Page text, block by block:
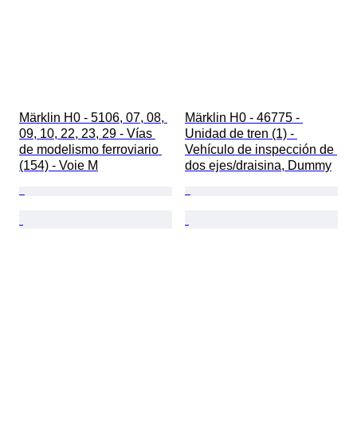
Märklin H0 - 5106, 07, 08,
09, 10, 22, 23, 29 - Vías
de modelismo ferroviario
(154) - Voie M
Märklin H0 - 46775 -
Unidad de tren (1) -
Vehículo de inspección de
dos ejes/draisina, Dummy